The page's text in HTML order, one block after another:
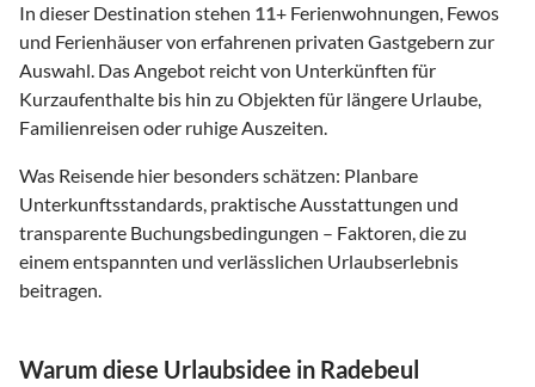
In dieser Destination stehen 11+ Ferienwohnungen, Fewos
und Ferienhäuser von erfahrenen privaten Gastgebern zur
Auswahl. Das Angebot reicht von Unterkünften für
Kurzaufenthalte bis hin zu Objekten für längere Urlaube,
Familienreisen oder ruhige Auszeiten.
Was Reisende hier besonders schätzen: Planbare
Unterkunftsstandards, praktische Ausstattungen und
transparente Buchungsbedingungen – Faktoren, die zu
einem entspannten und verlässlichen Urlaubserlebnis
beitragen.
Warum diese Urlaubsidee in Radebeul